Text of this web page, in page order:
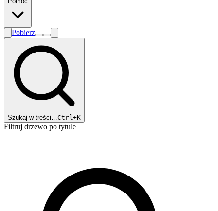
Pobierz
Szukaj w treści…Ctrl+K
Filtruj drzewo po tytule